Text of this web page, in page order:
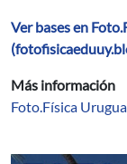
Ver bases en
Más información
Foto.Física